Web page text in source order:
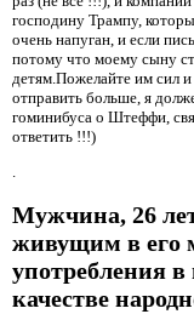
господину Трампу,
очень напуган, и если
потому что моему сыну
детям.Пожелайте им сил
отправить больше, я
гоминибуса о Штеффи,
ответить !!!)
Мужчина, 26
живущим в его
качестве